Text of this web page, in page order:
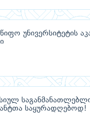
უნივერსიტეტის
საყურადღებოდ!